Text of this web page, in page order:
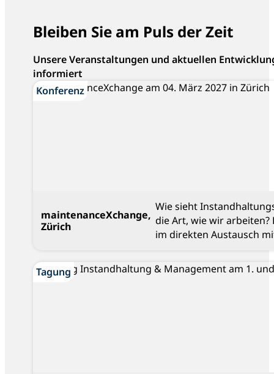
Bleiben Sie am Puls der Zeit
Unsere Veranstaltungen und aktuellen
informiert
Konferenz
Konferenz
maintenanceXchange,
Zürich
Wie sieht
die Art, wie wir
im direkten Austausch
Blog
Tagung